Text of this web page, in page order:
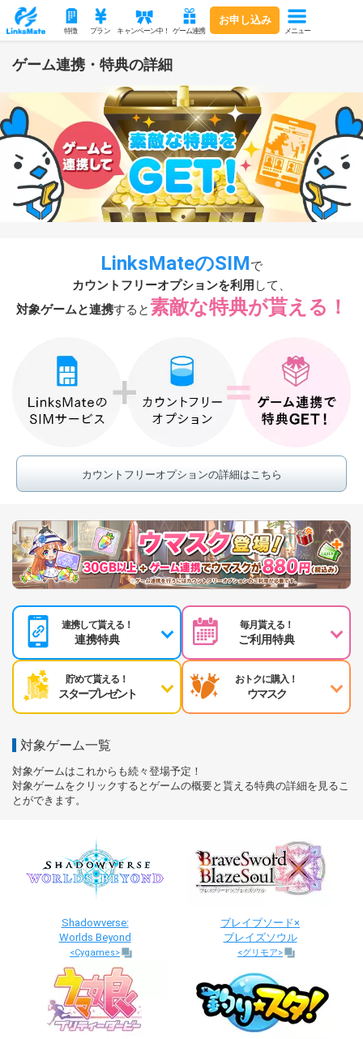
特徴 プラン キャンペーン中！ ゲーム連携
お申し込み
メニュー
ゲーム連携・特典の詳細
LinksMateのSIMで
カウントフリーオプションを利用 して、
対象ゲームと連携すると 素敵な特典が貰える！
カウントフリーオプションの詳細はこちら
連携して貰える！
連携特典
毎月貰える！
ご利用特典
貯めて貰える！
スタープレゼント
おトクに購入！
ウマスク
対象ゲーム一覧
対象ゲームはこれからも続々登場予定！
対象ゲームをクリックするとゲームの概要と貰える特典の詳細を見るこ
とができます。
Shadowverse:
Worlds Beyond
<Cygames>
ブレイブソード×
ブレイズソウル
<グリモア>